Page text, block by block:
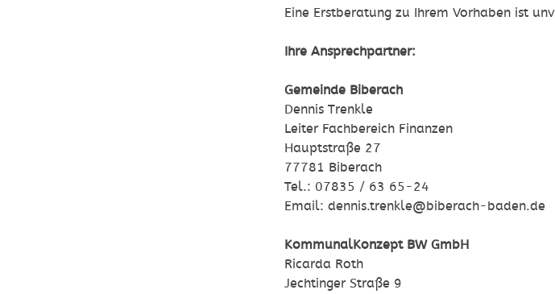
Eine Erstberatung zu Ihrem Vorhaben ist
Ihre Ansprechpartner:
Gemeinde Biberach
Dennis Trenkle
Leiter Fachbereich Finanzen
Hauptstraße 27
77781 Biberach
Tel.: 07835 / 63 65-24
Email: dennis.trenkle@biberach-baden.de
KommunalKonzept BW GmbH
Ricarda Roth
Jechtinger Straße 9